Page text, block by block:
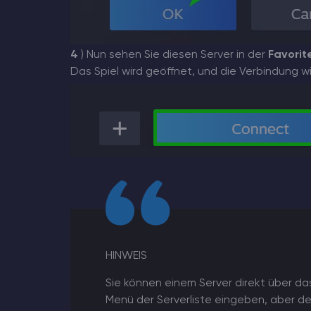
4 ) Nun sehen Sie diesen Server in der
Das Spiel wird geöffnet, und die Verbindung
HINWEIS
Sie können einem Server direkt über
Menü der Serverliste eingeben, aber